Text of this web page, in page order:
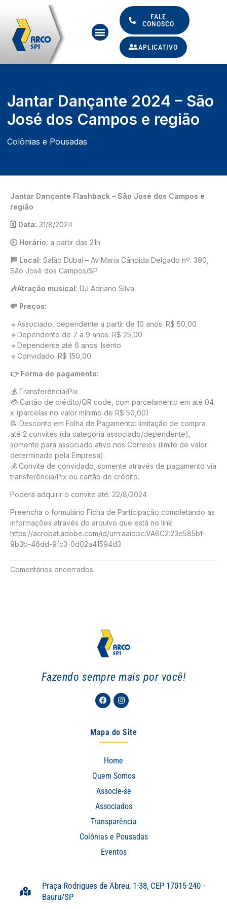
conteúdo
Menu
FALE
CONOSCO
APLICATIVO
Jantar Dançante 2024 – São
José dos Campos e região
Colônias e Pousadas
Jantar Dançante Flashback – São José dos Campos e
região
🗓️ Data: 31/8/2024
🕗 Horário: a partir das 21h
🏁 Local: Salão Dubai – Av Maria Cândida Delgado nº. 390,
São José dos Campos/SP
🎶Atração musical: DJ Adriano Silva
💸 Preços:
🔹Associado, dependente a partir de 10 anos: R$ 50,00
🔹Dependente de 7 a 9 anos: R$ 25,00
🔹Dependente até 6 anos: Isento
🔹Convidado: R$ 150,00
👉 Forma de pagamento:
💰 Transferência/Pix
💳 Cartão de crédito/QR code, com parcelamento em até 04
x (parcelas no valor mínimo de R$ 50,00)
📝 Desconto em Folha de Pagamento: limitação de compra
até 2 convites (da categoria associado/dependente),
somente para associado ativo nos Correios (limite de valor
determinado pela Empresa).
💰 Convite de convidado, somente através de pagamento via
transferência/Pix ou cartão de crédito.
Poderá adquirir o convite até: 22/8/2024
Preencha o formulário Ficha de Participação completando as
informações através do arquivo que está no link:
https://acrobat.adobe.com/id/urn:aaid:sc:VA6C2:23e585bf-
9b3b-46dd-9fc3-0d02a41594d3
Comentários encerrados.
Fazendo sempre mais por você!
FacebookInstagram
Mapa do Site
Home
Quem Somos
Associe-se
Associados
Transparência
Colônias e Pousadas
Eventos
Praça Rodrigues de Abreu, 1-38, CEP 17015-240 -
Bauru/SP